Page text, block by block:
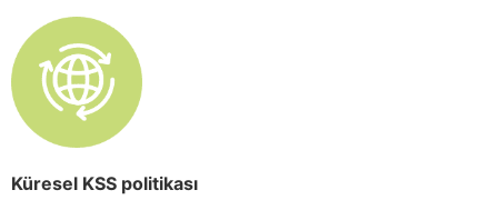
Küresel KSS politikası